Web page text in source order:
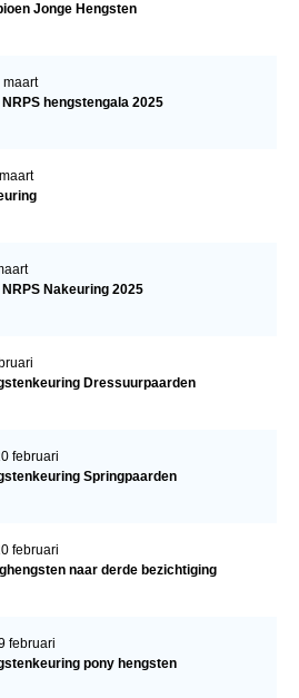
Jonge Hengsten
maart
hengstengala 2025
Nakeuring 2025
Dressuurpaarden
februari
Springpaarden
februari
naar derde bezichtiging
februari
pony hengsten